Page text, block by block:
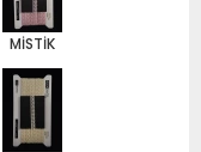
MİSTİK